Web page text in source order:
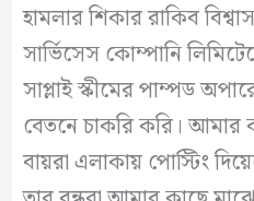
হামলার শিকার রাকিব
সার্ভিসেস কোম্পানি
সাপ্লাই স্কীমের পাম্পড
বেতনে চাকরি করি। আমার
বায়রা এলাকায় পোস্টিং